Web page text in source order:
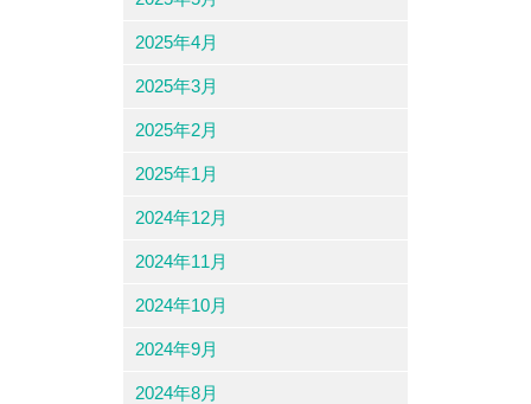
2025年4月
2025年3月
2025年2月
2025年1月
2024年12月
2024年11月
2024年10月
2024年9月
2024年8月